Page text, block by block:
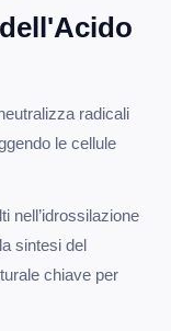
radicali
le cellule
nell’idrossilazione
sintesi del
chiave per